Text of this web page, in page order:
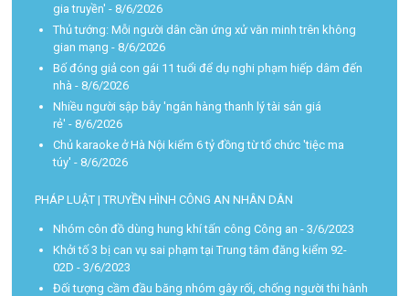
gia truyền' - 8/6/2026
Thủ tướng: Mỗi người dân cần ứng xử văn minh trên không
gian mạng - 8/6/2026
Bố đóng giả con gái 11 tuổi để dụ nghi phạm hiếp dâm đến
nhà - 8/6/2026
Nhiều người sập bẫy 'ngân hàng thanh lý tài sản giá
rẻ' - 8/6/2026
Chủ karaoke ở Hà Nội kiếm 6 tỷ đồng từ tổ chức 'tiệc ma
túy' - 8/6/2026
PHÁP LUẬT | TRUYỀN HÌNH CÔNG AN NHÂN DÂN
Nhóm côn đồ dùng hung khí tấn công Công an - 3/6/2023
Khởi tố 3 bị can vụ sai phạm tại Trung tâm đăng kiểm 92-
02D - 3/6/2023
Đối tượng cầm đầu băng nhóm gây rối, chống người thi hành